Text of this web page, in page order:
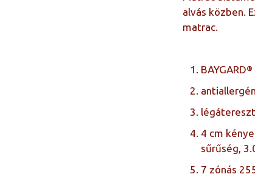
alvás közben.
matrac.
4 cm
sűrűség,
7 zónás